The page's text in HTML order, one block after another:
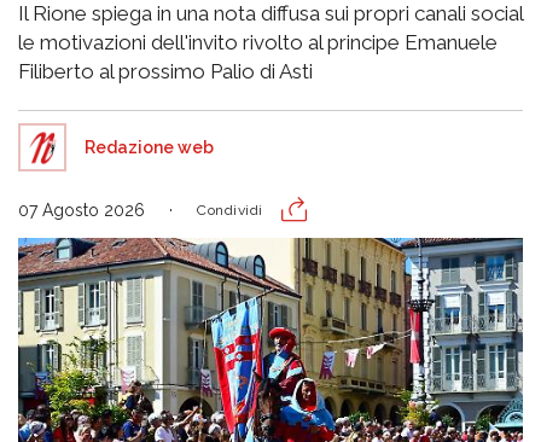
Il Rione spiega in una nota diffusa sui propri canali social
le motivazioni dell'invito rivolto al principe Emanuele
Filiberto al prossimo Palio di Asti
Redazione web
07 Agosto 2026 Condividi